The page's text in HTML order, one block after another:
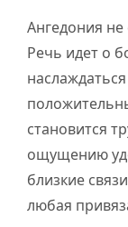
Ангедония
Речь идет о
становится
ощущению
близкие
любая